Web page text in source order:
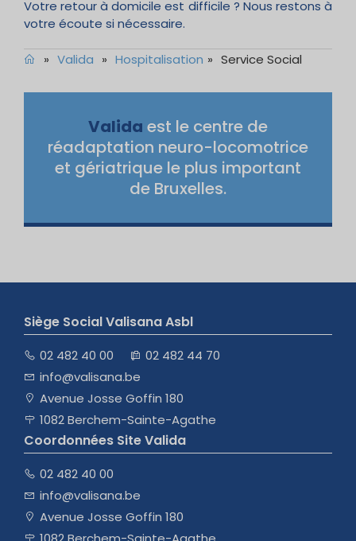
Votre retour à domicile est difficile ? Nous restons à
votre écoute si nécessaire.
» Valida » Hospitalisation » Service Social
Valida est le centre de
réadaptation neuro-locomotrice
et gériatrique le plus important
de Bruxelles.
Siège Social Valisana Asbl
02 482 40 00
02 482 44 70
info@valisana.be
Avenue Josse Goffin 180
1082 Berchem-Sainte-Agathe
Coordonnées Site Valida
02 482 40 00
info@valisana.be
Avenue Josse Goffin 180